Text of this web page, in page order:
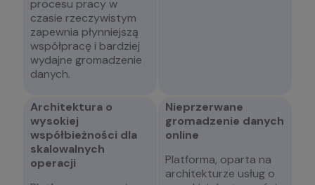
procesu pracy w
czasie rzeczywistym
zapewnia płynniejszą
współpracę i bardziej
wydajne gromadzenie
danych.
Architektura o
wysokiej
współbieżności dla
skalowalnych
operacji
Nieprzerwane
gromadzenie danych
online
Platforma, oparta na
architekturze usług o